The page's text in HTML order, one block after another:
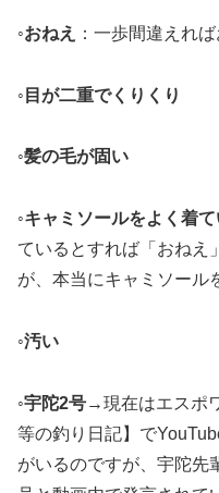
◦おねえ ：一歩間違えれ
◦ 目が二重でくりくり
◦髪の毛が固い
◦キャミソールをよく着て
ているとすれば「おねえ
が、本当にキャミソール
◦汚い
◦宇陀2号→現在はエスポ
等の釣り日記】で
がいるのですが、宇陀先